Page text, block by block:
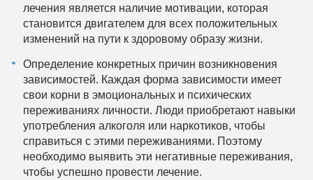
лечения является наличие мотивации, которая
становится двигателем для всех положительных
изменений на пути к здоровому образу жизни.
Определение конкретных причин возникновения
зависимостей. Каждая форма зависимости имеет
свои корни в эмоциональных и психических
переживаниях личности. Люди приобретают навыки
употребления алкоголя или наркотиков, чтобы
справиться с этими переживаниями. Поэтому
необходимо выявить эти негативные переживания,
чтобы успешно провести лечение.